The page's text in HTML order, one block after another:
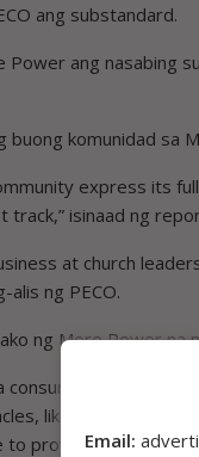
ang substandard.
Power ang nasabing
komunidad sa
express its
isinaad ng
at church
alis ng PECO.
ng More Power na
myself, I
like instantly
prove its worth,”
Email: